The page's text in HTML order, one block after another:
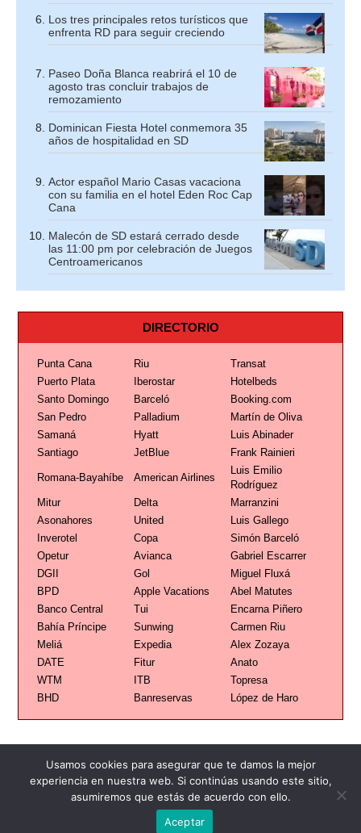
Los tres principales retos turísticos que
enfrenta RD para seguir creciendo
Paseo Doña Blanca reabrirá el 10 de
agosto tras concluir trabajos de
remozamiento
Dominican Fiesta Hotel conmemora 35
años de hospitalidad en SD
Actor español Mario Casas vacaciona
con su familia en el hotel Eden Roc Cap
Cana
Malecón de SD estará cerrado desde
las 11:00 pm por celebración de Juegos
Centroamericanos
DIRECTORIO
Punta Cana Riu
Transat
Puerto Plata
Iberostar
Hotelbeds
Santo Domingo
Barceló
Booking.com
San Pedro
Palladium
Martín de Oliva
Samaná
Hyatt
Luis Abinader
Santiago
JetBlue Frank Rainieri
Romana-Bayahíbe American Airlines
Luis Emilio
Rodríguez
Mitur
Delta
Marranzini
Asonahores
United
Luis Gallego
Inverotel
Copa
Simón Barceló
Opetur
Avianca
Gabriel Escarrer
DGII
Gol
Miguel Fluxá
BPD
Apple Vacations
Abel Matutes
Banco Central
Tui
Encarna Piñero
Bahía Príncipe
Sunwing
Carmen Riu
Meliá
Expedia
Alex Zozaya
DATE
Fitur
Anato
WTM
ITB
Topresa
BHD
Banreservas López de Haro
Usamos cookies para asegurar que te damos la mejor
experiencia en nuestra web. Si continúas usando este sitio,
asumiremos que estás de acuerdo con ello.
Aceptar
Publicidad Redacción Contacto
Todos los derechos reservados